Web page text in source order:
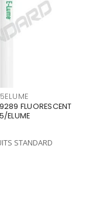
FLUORESCENT
STANDARD